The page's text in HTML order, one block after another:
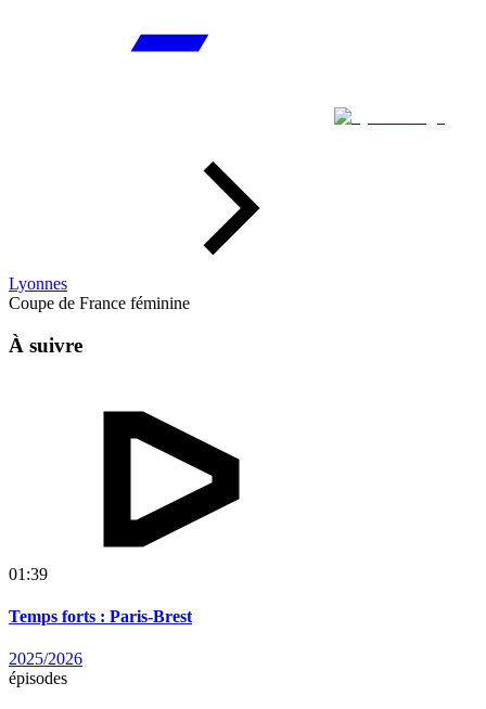
Lyonnes
Coupe de France féminine
À suivre
01:39
Temps forts : Paris-Brest
2025/2026
épisodes